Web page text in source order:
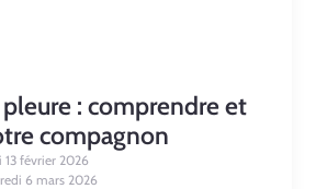
: comprendre et
compagnon
13 février 2026
6 mars 2026